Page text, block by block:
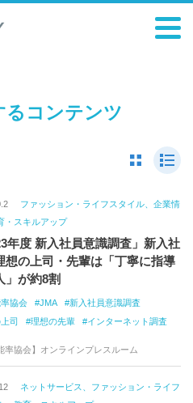
るコンテンツ
ファッション・ライフスタイル、企業情
・スキルアップ
年度 新入社員意識調査」新入社
想の上司・先輩は「丁寧に指導
」が約8割
協会 JMA
新入社員意識調査
司
理想の先輩 インターネット調査
率協会】オンラインプレスルーム
ネットサービス、ファッション・ライフ